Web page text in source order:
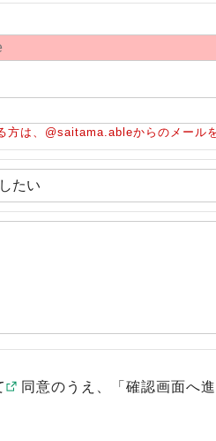
は、@saitama.ableからのメール
同意のうえ、「確認画面へ